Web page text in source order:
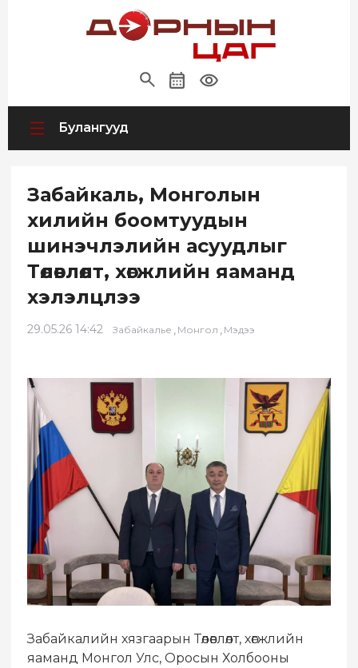
Булангууд
Забайкаль, Монголын
хилийн боомтуудын
шинэчлэлийн асуудлыг
Төлөвлөлт, хөгжлийн яаманд
хэлэлцлээ
29.05.26 14:42 Забайкалье , Монгол , Мэдээ
Забайкалийн хязгаарын Төлөвлөлт, хөгжлийн
яаманд Монгол Улс, Оросын Холбооны